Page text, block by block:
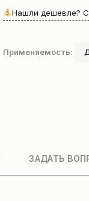
Нашли дешевле?
Применяемость:
ЗАДАТЬ